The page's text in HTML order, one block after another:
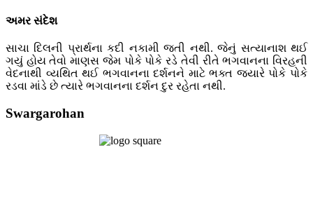
અમર સંદેશ
સાચા દિલની પ્રાર્થના કદી નકામી જતી નથી. જેનું સત્યાનાશ થઈ
ગયું હોય તેવો માણસ જેમ પોકે પોકે રડે તેવી રીતે ભગવાનના વિરહની
વેદનાથી વ્યથિત થઈ ભગવાનના દર્શનને માટે ભક્ત જ્યારે પોકે પોકે
રડવા માંડે છે ત્યારે ભગવાનના દર્શન દુર રહેતા નથી.
Swargarohan